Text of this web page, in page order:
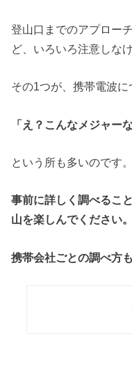
登山口までのアプロー
ど、いろいろ注意しな
その1つが、携帯電波に
「え？こんなメジャー
という所も多いのです。
事前に詳しく調べるこ
山を楽しんでください。
携帯会社ごとの調べ方